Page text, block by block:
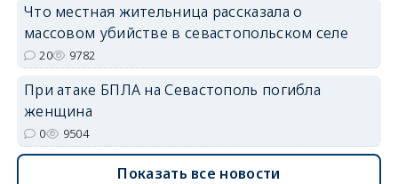
Что местная жительница рассказала о
массовом убийстве в севастопольском селе
20 9782
При атаке БПЛА на Севастополь погибла
женщина
0 9504
Показать все новости